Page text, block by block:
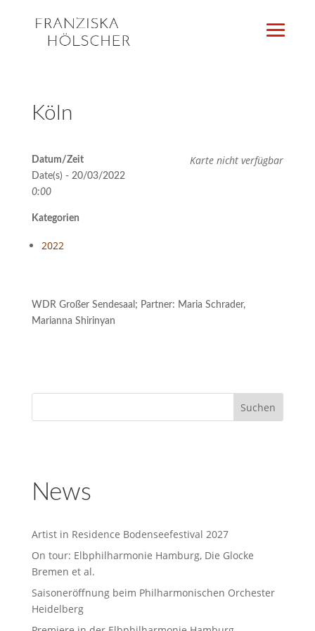
Köln
Karte nicht verfügbar
Datum/Zeit
Date(s) - 20/03/2022
0:00
Kategorien
2022
WDR Großer Sendesaal; Partner: Maria Schrader,
Marianna Shirinyan
News
Artist in Residence Bodenseefestival 2027
On tour: Elbphilharmonie Hamburg, Die Glocke
Bremen et al.
Saisoneröffnung beim Philharmonischen Orchester
Heidelberg